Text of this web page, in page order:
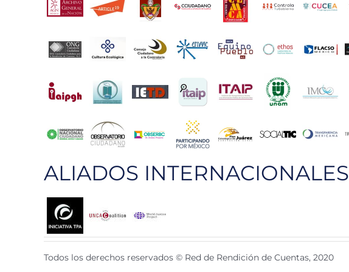
ALIADOS INTERNACIONALES
Todos los derechos reservados © Red de Rendición de Cuentas, 2020